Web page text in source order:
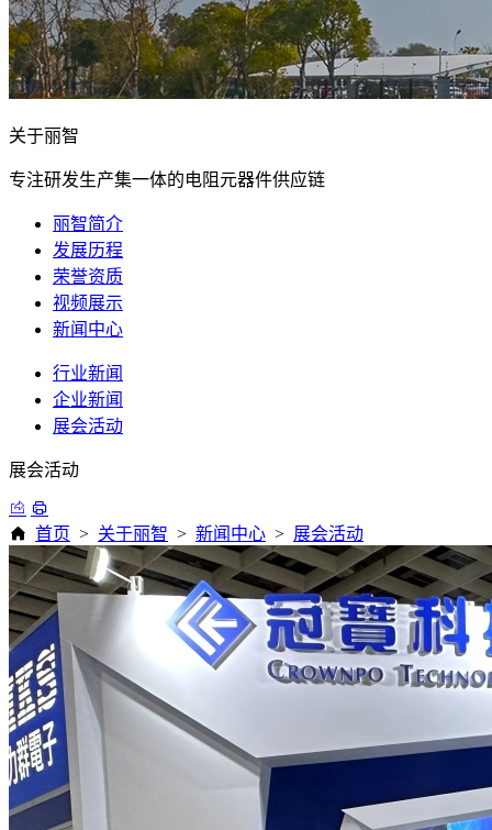
关于丽智
专注研发生产集一体的电阻元器件供应链
丽智简介
发展历程
荣誉资质
视频展示
新闻中心
行业新闻
企业新闻
展会活动
展会活动
首页 > 关于丽智 > 新闻中心 > 展会活动